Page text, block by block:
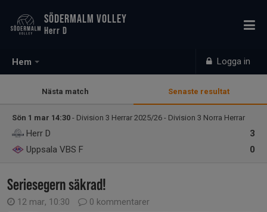
Hem Logga in
SÖDERMALM VOLLEY
Herr D
Nästa match Senaste resultat
Sön 1 mar 14:30 - Division 3 Herrar 2025/26 - Division 3 Norra Herrar
3
Herr D
0
Uppsala VBS F
Seriesegern säkrad!
12 mar, 10:30 0 kommentarer